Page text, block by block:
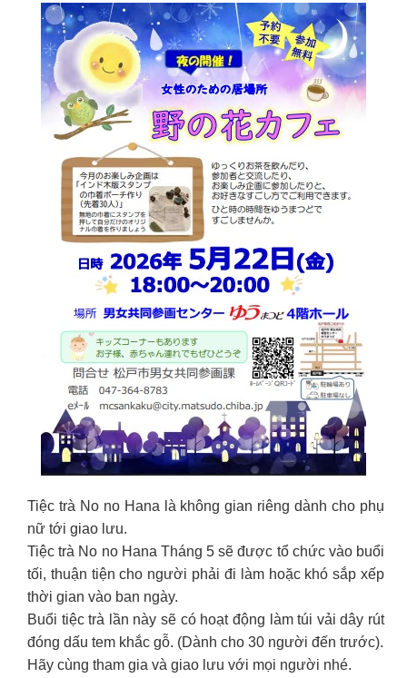
Tiệc trà No no Hana là không gian riêng dành cho phụ
nữ tới giao lưu.
Tiệc trà No no Hana Tháng 5 sẽ được tổ chức vào buổi
tối, thuận tiện cho người phải đi làm hoặc khó sắp xếp
thời gian vào ban ngày.
Buổi tiệc trà lần này sẽ có hoạt động làm túi vải dây rút
đóng dấu tem khắc gỗ. (Dành cho 30 người đến trước).
Hãy cùng tham gia và giao lưu với mọi người nhé.